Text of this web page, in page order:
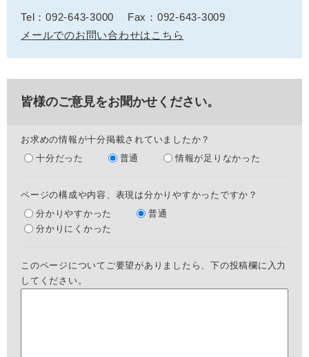
Tel：092-643-3000
Fax：092-643-3009
メールでのお問い合わせはこちら
皆様のご意見をお聞かせください。
お求めの情報が十分掲載されていましたか？
十分だった
普通 情報が足りなかった
ページの構成や内容、表現は分かりやすかったですか？
分かりやすかった
普通
分かりにくかった
このページについてご要望がありましたら、下の投稿欄に入力
してください。